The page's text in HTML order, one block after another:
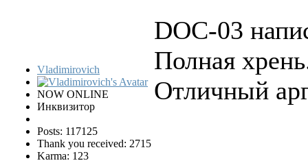
Vladimirovich
NOW ONLINE
Инквизитор
Posts: 117125
Thank you received: 2715
Karma: 123
DOC-03
Полная
Отличный